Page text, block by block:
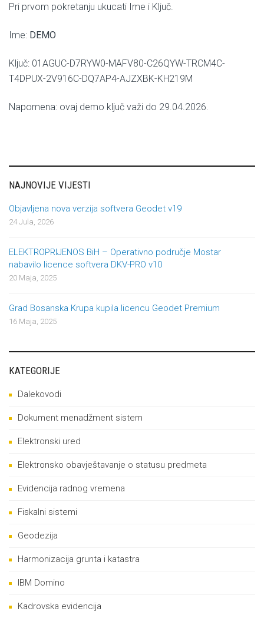
Pri prvom pokretanju ukucati Ime i Ključ.
Ime: DEMO
Ključ: 01AGUC-D7RYW0-MAFV80-C26QYW-TRCM4C-
T4DPUX-2V916C-DQ7AP4-AJZXBK-KH219M
Napomena: ovaj demo ključ važi do 29.04.2026.
NAJNOVIJE VIJESTI
Objavljena nova verzija softvera Geodet v19
24 Jula, 2026
ELEKTROPRIJENOS BiH – Operativno područje Mostar
nabavilo licence softvera DKV-PRO v10
20 Maja, 2025
Grad Bosanska Krupa kupila licencu Geodet Premium
16 Maja, 2025
KATEGORIJE
Dalekovodi
Dokument menadžment sistem
Elektronski ured
Elektronsko obavještavanje o statusu predmeta
Evidencija radnog vremena
Fiskalni sistemi
Geodezija
Harmonizacija grunta i katastra
IBM Domino
Kadrovska evidencija